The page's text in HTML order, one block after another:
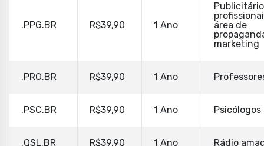
.PPG.BR R$39,90 1 Ano
área de
marketing
.PRO.BR R$39,90 1 Ano
.PSC.BR R$39,90 1 Ano Psicólogos
.QSL.BR R$39,90 1 Ano Rádio